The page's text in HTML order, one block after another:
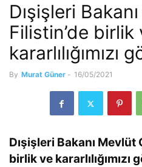
Dışişleri
Filistin’de birlik
kararlılığımızı
By Murat Güner - 16/05/2021
Dışişleri Bakanı Mevlüt
birlik ve